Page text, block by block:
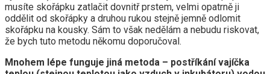
musíte skořápku zatlačit dovnitř prstem, velmi opatrně ji
oddělit od skořápky a druhou rukou stejně jemně odlomit
skořápku na kousky. Sám to však nedělám a nebudu riskovat,
že bych tuto metodu někomu doporučoval.
Mnohem lépe funguje jiná metoda – postříkání vajíčka